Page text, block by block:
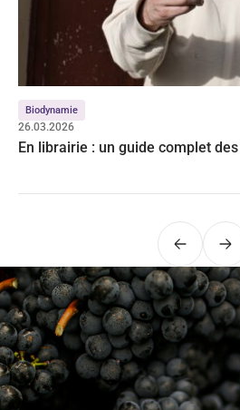
Biodynamie
26.03.2026
En librairie : un guide complet